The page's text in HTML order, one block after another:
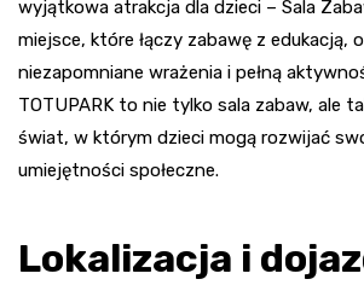
wyjątkowa atrakcja dla dzieci – Sala
miejsce, które łączy zabawę z edukacją,
niezapomniane wrażenia i pełną
TOTUPARK to nie tylko sala zabaw, ale
świat, w którym dzieci mogą rozwijać
umiejętności społeczne.
Lokalizacja i